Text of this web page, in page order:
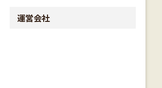
運営会社